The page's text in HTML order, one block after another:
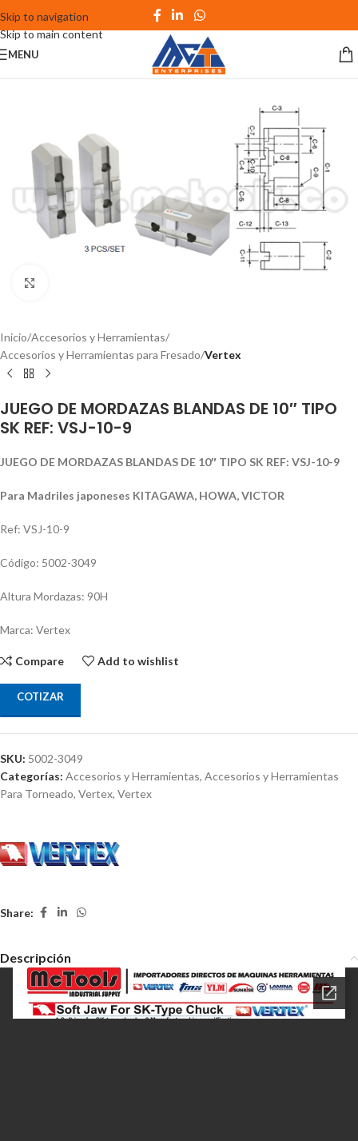
Skip to navigation
Skip to main content
MENU
Inicio Accesorios y Herramientas
Accesorios y Herramientas para Fresado Vertex
JUEGO DE MORDAZAS BLANDAS DE 10″ TIPO
SK REF: VSJ-10-9
JUEGO DE MORDAZAS BLANDAS DE 10″ TIPO SK REF: VSJ-10-9
Para Madriles japoneses KITAGAWA, HOWA, VICTOR
Ref: VSJ-10-9
Código: 5002-3049
Altura Mordazas: 90H
Marca: Vertex
Compare Add to wishlist
COTIZAR
SKU: 5002-3049
Categorías: Accesorios y Herramientas, Accesorios y Herramientas
Para Torneado, Vertex, Vertex
Share:
Descripción